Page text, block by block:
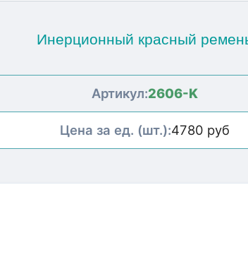
Инерционный красный
Артикул:2606-K
Цена за ед. (шт.):4780 руб